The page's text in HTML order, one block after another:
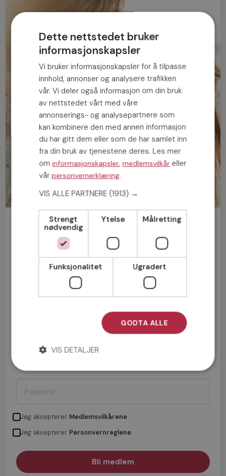
Bli medlem gratis!
Jeg aksepterer Medlemsvilkårene
Jeg aksepterer Personvernreglene
Dette nettstedet bruker
informasjonskapsler
Vi bruker informasjonskapsler for å tilpasse
innhold, annonser og analysere trafikken
vår. Vi deler også informasjon om din bruk
av nettstedet vårt med våre
annonserings- og analysepartnere som
kan kombinere den med annen informasjon
du har gitt dem eller som de har samlet inn
fra din bruk av tjenestene deres. Les mer
ominformasjonskapsler,medlemsvilkåreller
vårpersonvernerklæring.
VIS ALLE PARTNERE (1913) →
Strengt
nødvendig
Ytelse Målretting
Funksjonalitet Ugradert
GODTA ALLE
VIS DETALJER